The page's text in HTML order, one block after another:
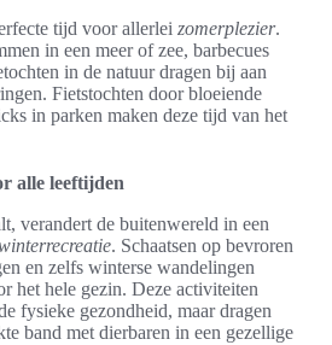
tijd voor allerlei zomerplezier.
in een meer of zee, barbecues
in de natuur dragen bij aan
Fietstochten door bloeiende
in parken maken deze tijd van het
alle leeftijden
verandert de buitenwereld in een
. Schaatsen op bevroren
en zelfs winterse wandelingen
het hele gezin. Deze activiteiten
fysieke gezondheid, maar dragen
band met dierbaren in een gezellige